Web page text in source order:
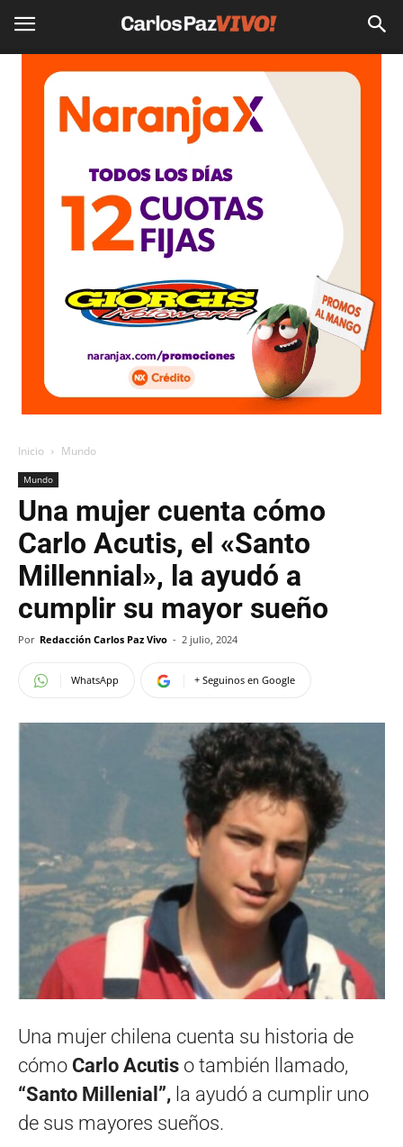
Inicio Mundo
Mundo
Una mujer cuenta cómo
Carlo Acutis, el «Santo
Millennial», la ayudó a
cumplir su mayor sueño
Por Redacción Carlos Paz Vivo - 2 julio, 2024
WhatsApp + Seguinos en Google
Una mujer chilena cuenta su historia de
cómo Carlo Acutis o también llamado,
“Santo Millenial”, la ayudó a cumplir uno
de sus mayores sueños.